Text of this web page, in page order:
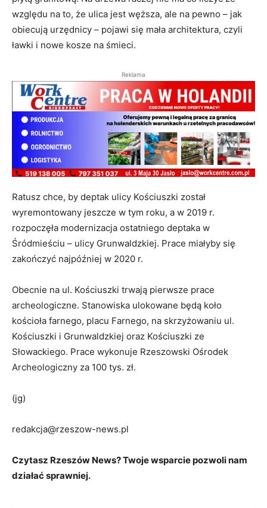
względu na to, że ulica jest węższa, ale na pewno – jak
obiecują urzędnicy – pojawi się mała architektura, czyli
ławki i nowe kosze na śmieci.
Reklama
Ratusz chce, by deptak ulicy Kościuszki został
wyremontowany jeszcze w tym roku, a w 2019 r.
rozpoczęła modernizacja ostatniego deptaka w
Śródmieściu – ulicy Grunwaldzkiej. Prace miałyby się
zakończyć najpóźniej w 2020 r.
Obecnie na ul. Kościuszki trwają pierwsze prace
archeologiczne. Stanowiska ulokowane będą koło
kościoła farnego, placu Farnego, na skrzyżowaniu ul.
Kościuszki i Grunwaldzkiej oraz Kościuszki ze
Słowackiego. Prace wykonuje Rzeszowski Ośrodek
Archeologiczny za 100 tys. zł.
(jg)
redakcja@rzeszow-news.pl
Czytasz Rzeszów News? Twoje wsparcie pozwoli nam
działać sprawniej.